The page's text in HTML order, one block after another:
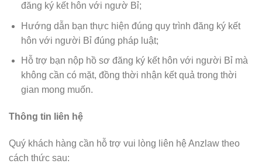
đăng ký kết hôn với ngườ Bỉ;
Hướng dẫn bạn thực hiện đúng quy trình đăng ký kết
hôn với người Bỉ đúng pháp luật;
Hỗ trợ bạn nộp hồ sơ đăng ký kết hôn với người Bỉ mà
không cần có mặt, đồng thời nhận kết quả trong thời
gian mong muốn.
Thông tin liên hệ
Quý khách hàng cần hỗ trợ vui lòng liên hệ Anzlaw theo
cách thức sau: